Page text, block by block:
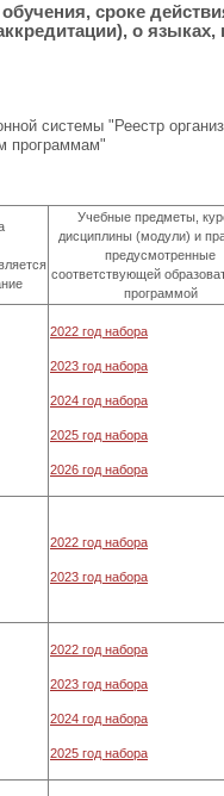
сроке
о языках,
системы "Реестр
программам"
Учебные предметы,
дисциплины (модули) и
предусмотренные
соответствующей
программой
2022 год набора
2023 год набора
2024 год набора
2025 год набора
2026 год набора
2022 год набора
2023 год набора
2022 год набора
2023 год набора
2024 год набора
2025 год набора